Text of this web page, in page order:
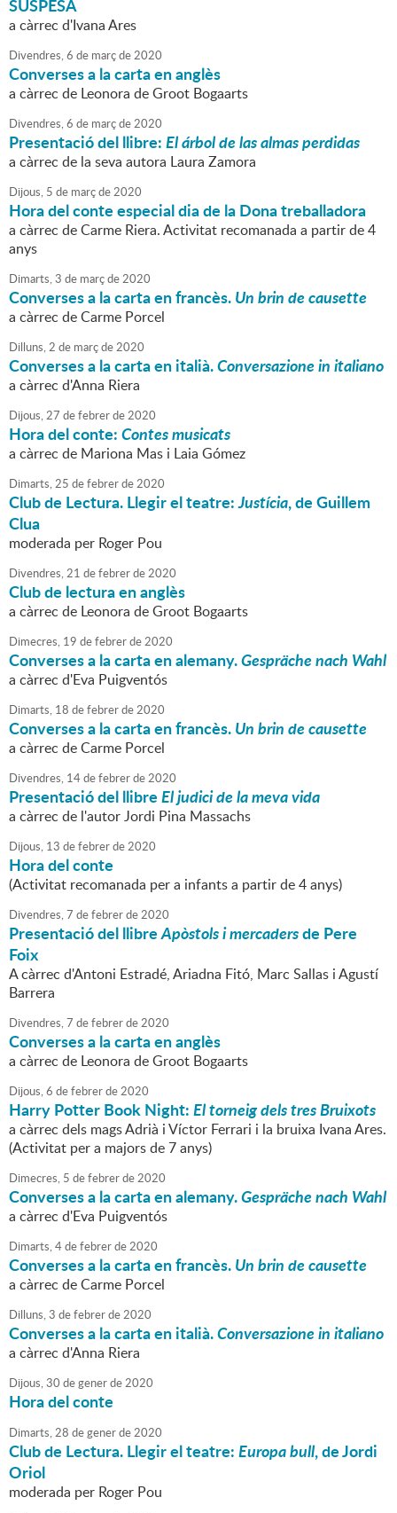
SUSPESA
a càrrec d'Ivana Ares
Divendres,6 de marçde2020
Converses a la carta en anglès
a càrrec de Leonora de Groot Bogaarts
Divendres,6 de marçde2020
Presentació del llibre:El árbol de las almas perdidas
a càrrec de la seva autora Laura Zamora
Dijous, 5 de marçde2020
Hora del conte especial dia de la Dona treballadora
a càrrec de Carme Riera. Activitat recomanada a partir de 4
anys
Dimarts,3 de marçde2020
Converses a la carta en francès.Un brin de causette
a càrrec de Carme Porcel
Dilluns,2 de marçde2020
Converses a la carta en italià.Conversazione in italiano
a càrrec d'Anna Riera
Dijous,27 defebrerde2020
Hora del conte:Contes musicats
a càrrec de Mariona Mas i Laia Gómez
Dimarts,25 defebrerde2020
Club de Lectura. Llegir el teatre:Justícia, de Guillem
Clua
moderada per Roger Pou
Divendres,21 defebrerde2020
Club de lectura en anglès
a càrrec de Leonora de Groot Bogaarts
Dimecres, 19 defebrerde2020
Converses a la carta en alemany.Gespräche nach Wahl
a càrrec d'Eva Puigventós
Dimarts, 18 defebrerde2020
Converses a la carta en francès.Un brin de causette
a càrrec de Carme Porcel
Divendres, 14defebrerde2020
Presentació del llibreEl judici de la meva vida
a càrrec de l'autor Jordi Pina Massachs
Dijous, 13 defebrerde2020
Hora del conte
(Activitat recomanada per a infants a partir de 4 anys)
Divendres,7 defebrerde2020
Presentació del llibreApòstols i mercadersde Pere
Foix
A càrrec d'Antoni Estradé, Ariadna Fitó, Marc Sallas i Agustí
Barrera
Divendres,7 defebrerde2020
Converses a la carta en anglès
a càrrec de Leonora de Groot Bogaarts
Dijous,6 defebrerde2020
Harry Potter Book Night:El torneig dels tres Bruixots
a càrrec dels mags Adrià i Víctor Ferrari i la bruixa Ivana Ares.
(Activitat per a majors de 7 anys)
Dimecres, 5 defebrerde2020
Converses a la carta en alemany.Gespräche nach Wahl
a càrrec d'Eva Puigventós
Dimarts,4defebrerde2020
Converses a la carta en francès.Un brin de causette
a càrrec de Carme Porcel
Dilluns,3 defebrerde2020
Converses a la carta en italià.Conversazione in italiano
a càrrec d'Anna Riera
Dijous,30 degenerde2020
Hora del conte
Dimarts,28 degenerde2020
Club de Lectura. Llegir el teatre:Europa bull, de Jordi
Oriol
moderada per Roger Pou